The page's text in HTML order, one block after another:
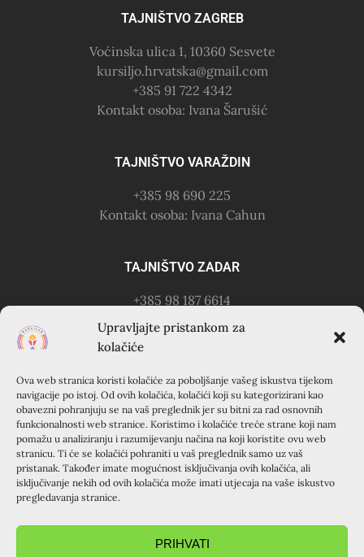
Upravljajte pristankom za
kolačiće
Ova web stranica koristi kolačiće za poboljšanje vašeg iskustva tijekom
navigacije po istoj. Od ovih kolačića, kolačići koji su kategorizirani kao
obavezni pohranjuju se na vaš preglednik jer su bitni za rad osnovnih
funkcionalnosti web stranice. Koristimo i kolačiće treće strane koji nam
pomažu u analiziranju i razumijevanju načina na koji koristite ovu web
stranicu. Ti će se kolačići pohraniti u vaš preglednik samo uz vaš
pristanak. Također imate mogućnost isključivanja ovih kolačića, ali
isključivanje nekih od ovih kolačića može imati utjecaja na vaše iskustvo
pregledavanja stranice.
PRIHVATI
TAJNIŠTVO ZAGREB
Voćinska ulica 1, 10360 Sesvete
kursiljo.hrvatska@gmail.com
+385 91 722 4342
Kontakt osoba: Ivana Šarušić
TAJNIŠTVO VARAŽDIN
+385 98 690 225
Kontakt osoba: Ivana Cahun
TAJNIŠTVO ZADAR
+385 98 187 6614
Kontakt osoba: Ružica Anušić
– zvati utorkom 18-21h
KURSILJO KRAPANJ
KRAPANJ, kuća EMAUS (Franjevački samostan), 22000
Šibenik, Hrvatska
+385 22 351 830